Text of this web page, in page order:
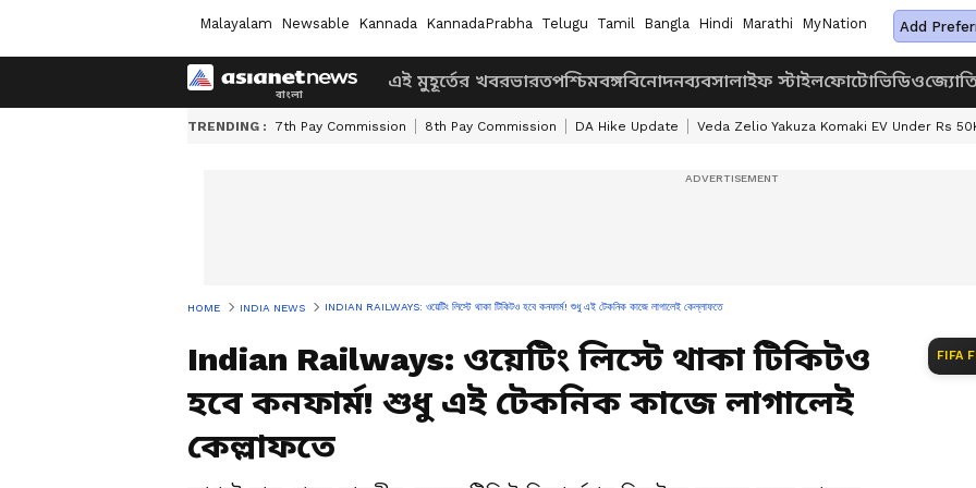
Malayalam Newsable Kannada KannadaPrabha Telugu Tamil Bangla Hindi Marathi MyNation Add
এই মুহূর্তের খবরভারতপশ্চিমবঙ্গবিনোদনব্যবসালাইফ স্টাইলফোটোভিডিও
TRENDING : 7th Pay Commission 8th Pay Commission DA Hike Update Veda Zelio Yakuza Komaki EV Under Rs
HOME INDIA NEWS INDIAN RAILWAYS: ওয়েটিং লিস্টে থাকা টিকিটও হবে কনফার্ম! শুধু এই টেকনিক কাজে লাগালেই কেল্লাফতে
Indian Railways: ওয়েটিং লিস্টে থাকা টিকিটও
হবে কনফার্ম! শুধু এই টেকনিক কাজে লাগালেই
কেল্লাফতে
FIFA